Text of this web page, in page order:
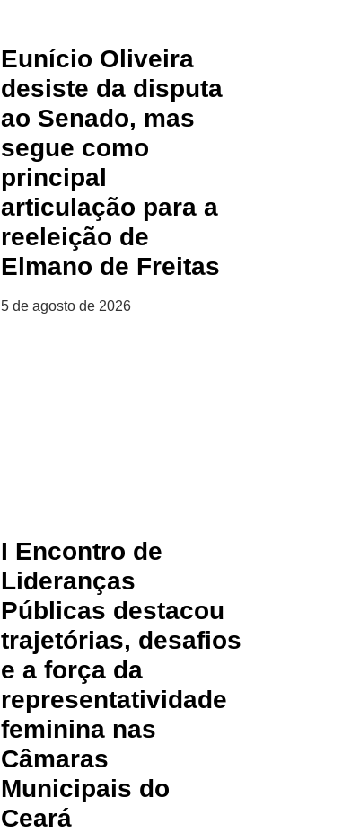
Eunício Oliveira
desiste da disputa
ao Senado, mas
segue como
principal
articulação para a
reeleição de
Elmano de Freitas
5 de agosto de 2026
I Encontro de
Lideranças
Públicas destacou
trajetórias, desafios
e a força da
representatividade
feminina nas
Câmaras
Municipais do
Ceará